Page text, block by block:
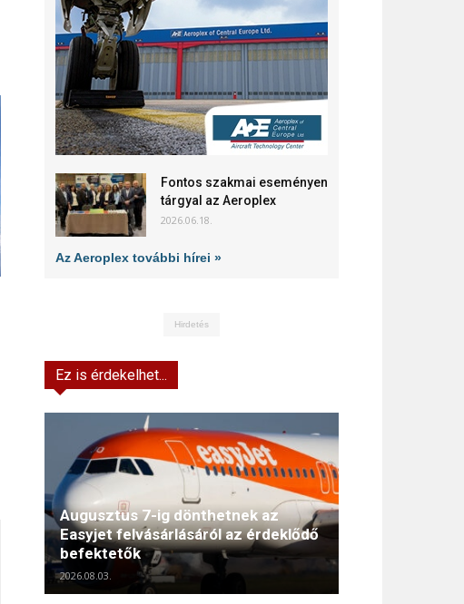
Fontos szakmai eseményen
tárgyal az Aeroplex
2026.06.18.
Az Aeroplex további hírei »
Hirdetés
Ez is érdekelhet...
Augusztus 7-ig dönthetnek az
Easyjet felvásárlásáról az érdeklődő
befektetők
2026.08.03.